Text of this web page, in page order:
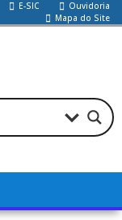
E-SIC
Ouvidoria
Mapa do Site